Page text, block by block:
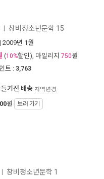
창비청소년문학 15
| 2009년 1월
(10%할인), 마일리지 750원
트 : 3,763
기전 배송 지역변경
원 보러 가기
창비청소년문학 1